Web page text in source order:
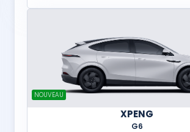
NOUVEAU
XPENG
G6